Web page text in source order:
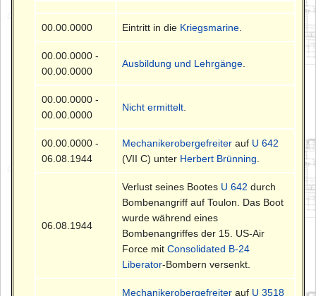
00.00.0000 Eintritt in die Kriegsmarine
00.00.0000 -
00.00.0000
Ausbildung und Lehrgänge
00.00.0000 -
00.00.0000
Nicht ermittelt
00.00.0000 -
06.08.1944
Mechanikerobergefreiter auf U 642
(VII C) unter Herbert Brünning
06.08.1944
Verlust seines Bootes U 642 durch
Bombenangriff auf Toulon. Das Boot
wurde während eines
Bombenangriffes der 15. US-Air
Force mitConsolidated B-24
Liberator-Bombern versenkt.
Mechanikerobergefreiter auf U 3518